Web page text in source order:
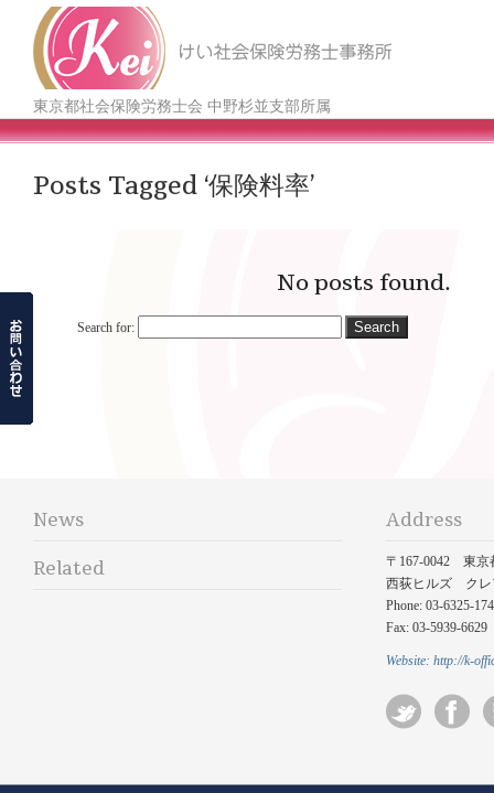
東京都社会保険労務士会 中野杉並支部所属
Posts Tagged ‘保険料率’
No posts found.
Search for:
News
Related
Address
〒167-0042 東京
西荻ヒルズ クレ
Phone: 03-6325-
Fax: 03-5939-6629
Website: http://k-